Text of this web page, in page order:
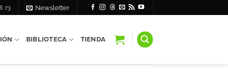
73 Newsletter
BIBLIOTECA TIENDA